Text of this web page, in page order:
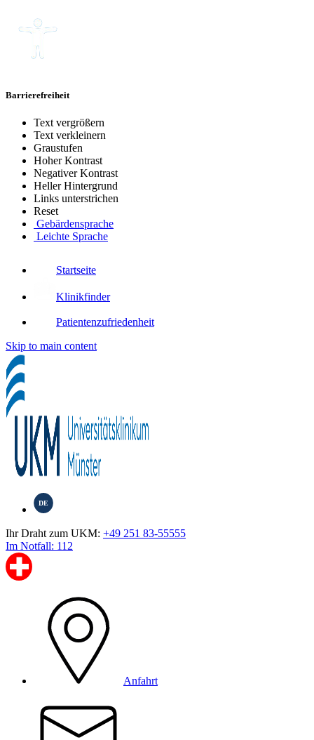
Barrierefreiheit
Text vergrößern
Text verkleinern
Graustufen
Hoher Kontrast
Negativer Kontrast
Heller Hintergrund
Links unterstrichen
Reset
Gebärdensprache
Leichte Sprache
Startseite
Klinikfinder
Patientenzufriedenheit
Skip to main content
DE
Ihr Draht zum UKM: +49 251 83-55555
Im Notfall: 112
Anfahrt